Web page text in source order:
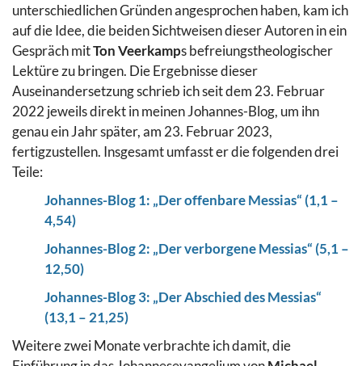
unterschiedlichen Gründen angesprochen haben, kam ich
auf die Idee, die beiden Sichtweisen dieser Autoren in ein
Gespräch mitTon Veerkamps befreiungstheologischer
Lektüre zu bringen. Die Ergebnisse dieser
Auseinandersetzung schrieb ich seit dem 23. Februar
2022 jeweils direkt in meinen Johannes-Blog, um ihn
genau ein Jahr später, am 23. Februar 2023,
fertigzustellen. Insgesamt umfasst er die folgenden drei
Teile:
Johannes-Blog 1: „Der offenbare Messias“ (1,1 –
4,54)
Johannes-Blog 2: „Der verborgene Messias“ (5,1 –
12,50)
Johannes-Blog 3: „Der Abschied des Messias“
(13,1 – 21,25)
Weitere zwei Monate verbrachte ich damit, die